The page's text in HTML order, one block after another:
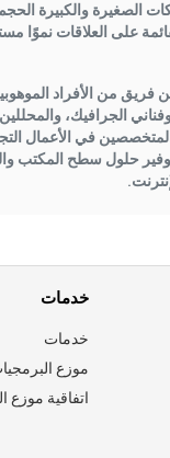
الصغيرة والكبيرة
على العلاقات نموًا
فريق من الأفراد
الجرافيك،
في الأعمال
حلول سطح المكتب
خدمات
خدمات
موزع
اتفاقية موزع